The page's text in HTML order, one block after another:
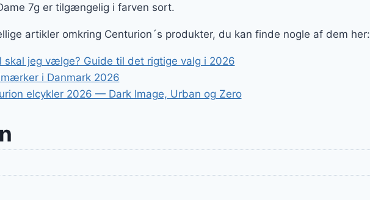
7g er tilgængelig i farven sort.
artikler omkring Centurion´s produkter, du kan finde nogle af dem her:
skal jeg vælge? Guide til det rigtige valg i 2026
i Danmark 2026
elcykler 2026 — Dark Image, Urban og Zero